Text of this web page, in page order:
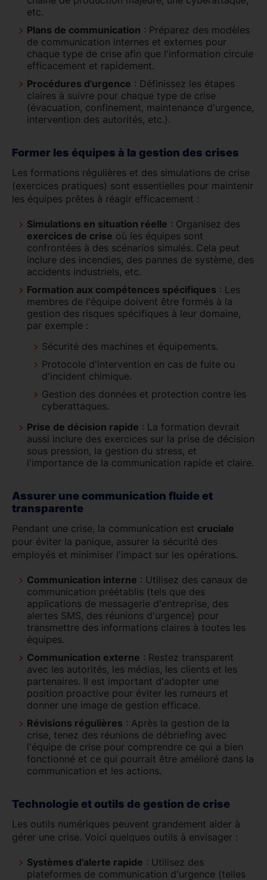
etc.
Plans de communication : Préparez des modèles
de communication internes et externes pour
chaque type de crise afin que l'information circule
efficacement et rapidement.
Procédures d'urgence : Définissez les étapes
claires à suivre pour chaque type de crise
(évacuation, confinement, maintenance d'urgence,
intervention des autorités, etc.).
Former les équipes à la gestion des crises
Les formations régulières et des simulations de crise
(exercices pratiques) sont essentielles pour maintenir
les équipes prêtes à réagir efficacement :
Simulations en situation réelle : Organisez des
exercices de crise où les équipes sont
confrontées à des scénarios simulés. Cela peut
inclure des incendies, des pannes de système, des
accidents industriels, etc.
Formation aux compétences spécifiques : Les
membres de l'équipe doivent être formés à la
gestion des risques spécifiques à leur domaine,
par exemple :
Sécurité des machines et équipements.
Protocole d'intervention en cas de fuite ou
d'incident chimique.
Gestion des données et protection contre les
cyberattaques.
Prise de décision rapide : La formation devrait
aussi inclure des exercices sur la prise de décision
sous pression, la gestion du stress, et
l'importance de la communication rapide et claire.
Assurer une communication fluide et
transparente
Pendant une crise, la communication est cruciale
pour éviter la panique, assurer la sécurité des
employés et minimiser l'impact sur les opérations.
Communication interne : Utilisez des canaux de
communication préétablis (tels que des
applications de messagerie d'entreprise, des
alertes SMS, des réunions d'urgence) pour
transmettre des informations claires à toutes les
équipes.
Communication externe : Restez transparent
avec les autorités, les médias, les clients et les
partenaires. Il est important d'adopter une
position proactive pour éviter les rumeurs et
donner une image de gestion efficace.
Révisions régulières : Après la gestion de la
crise, tenez des réunions de débriefing avec
l'équipe de crise pour comprendre ce qui a bien
fonctionné et ce qui pourrait être amélioré dans la
communication et les actions.
Technologie et outils de gestion de crise
Les outils numériques peuvent grandement aider à
gérer une crise. Voici quelques outils à envisager :
Systèmes d'alerte rapide : Utilisez des
plateformes de communication d'urgence (telles